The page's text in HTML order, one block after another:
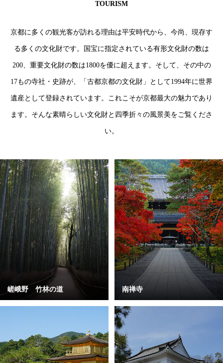
TOURISM
京都に多くの観光客が訪れる理由は平安時代から、今尚、現存す
る多くの文化財です。国宝に指定されている有形文化財の数は
200、重要文化財の数は1800を優に超えます。そして、その中の
17もの寺社・史跡が、「古都京都の文化財」として1994年に世界
遺産として登録されています。これこそが京都最大の魅力であり
ます。そんな素晴らしい文化財と四季折々の風景美をご覧くださ
い。
嵯峨野 竹林の道 南禅寺